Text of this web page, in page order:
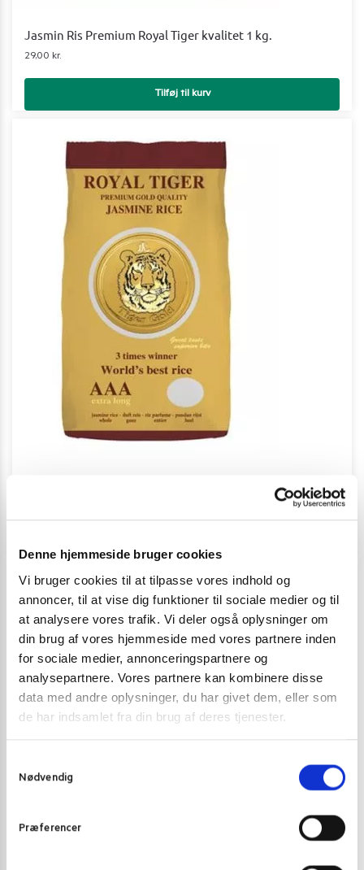
Denne hjemmeside bruger cookies
Vi bruger cookies til at tilpasse vores indhold og
annoncer, til at vise dig funktioner til sociale medier og til
at analysere vores trafik. Vi deler også oplysninger om
din brug af vores hjemmeside med vores partnere inden
for sociale medier, annonceringspartnere og
analysepartnere. Vores partnere kan kombinere disse
data med andre oplysninger, du har givet dem, eller som
de har indsamlet fra din brug af deres tjenester.
Nødvendig
Præferencer
Jasmin Ris Premium Royal Tiger kvalitet 1 kg.
29,00 kr.
Tilføj til kurv